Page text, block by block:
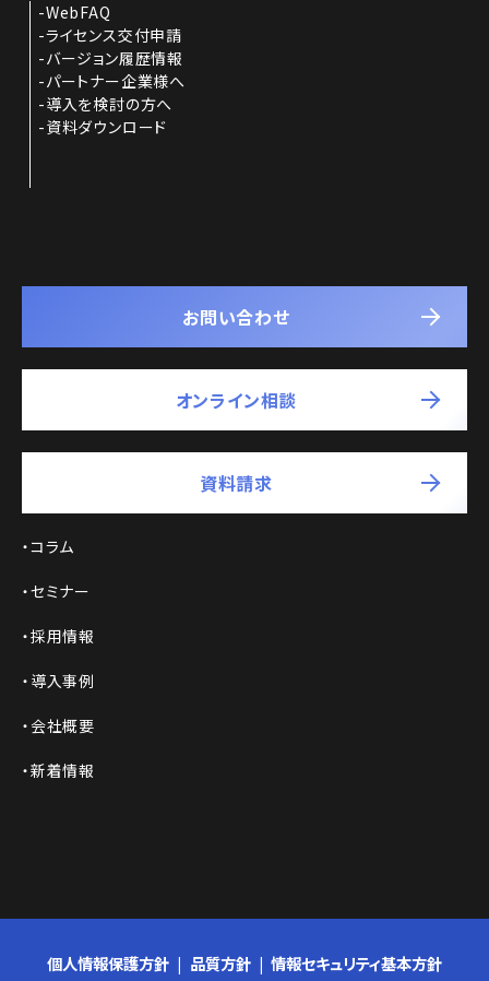
WebFAQ
ライセンス交付申請
バージョン履歴情報
パートナー企業様へ
導入を検討の方へ
資料ダウンロード
お問い合わせ
オンライン相談
資料請求
コラム
セミナー
採用情報
導入事例
会社概要
新着情報
個人情報保護方針 品質方針 情報セキュリティ基本方針